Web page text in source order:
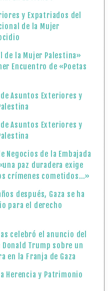
y Expatriados del
de la Mujer
de la Mujer Palestina»
Encuentro de «Poetas
Asuntos Exteriores y
Asuntos Exteriores y
Negocios de la Embajada
paz duradera exige
crímenes cometidos…»
después, Gaza se ha
para el derecho
celebró el anuncio del
Trump sobre un
en la Franja de Gaza
Herencia y Patrimonio